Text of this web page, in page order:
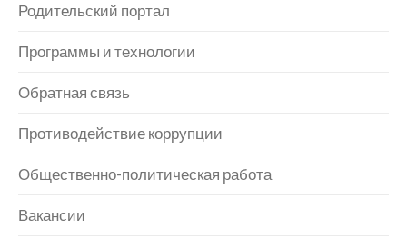
Родительский портал
Программы и технологии
Обратная связь
Противодействие коррупции
Общественно-политическая работа
Вакансии